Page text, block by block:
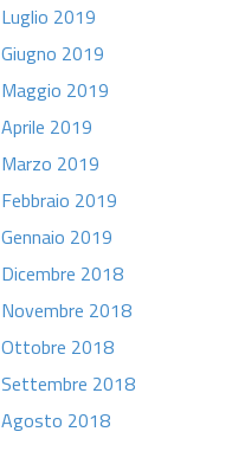
Luglio 2019
Giugno 2019
Maggio 2019
Aprile 2019
Marzo 2019
Febbraio 2019
Gennaio 2019
Dicembre 2018
Novembre 2018
Ottobre 2018
Settembre 2018
Agosto 2018